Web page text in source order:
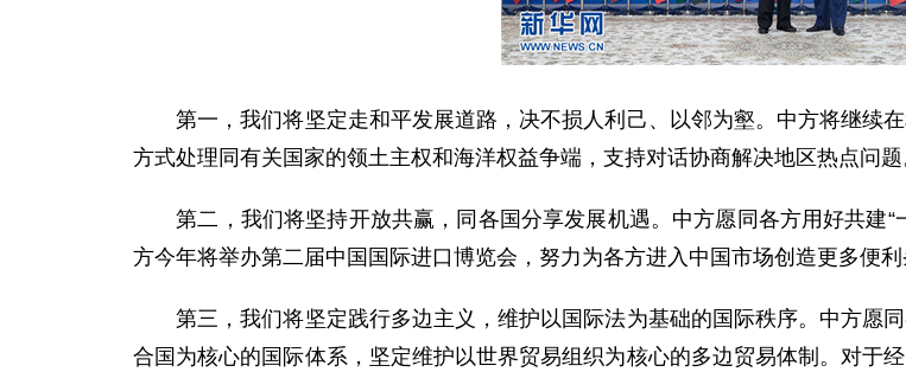
第一，我们将坚定走和平发展道路，决不损人利己、以邻为壑。中方将继续
方式处理同有关国家的领土主权和海洋权益争端，支持对话协商解决地区热点问题
第二，我们将坚持开放共赢，同各国分享发展机遇。中方愿同各方用好共建“
方今年将举办第二届中国国际进口博览会，努力为各方进入中国市场创造更多便利
第三，我们将坚定践行多边主义，维护以国际法为基础的国际秩序。中方愿
合国为核心的国际体系，坚定维护以世界贸易组织为核心的多边贸易体制。对于